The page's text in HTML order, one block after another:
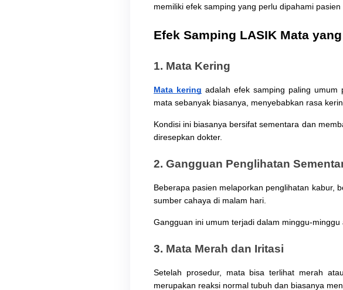
memiliki efek samping yang perlu dipahami
Efek Samping LASIK Mata
1. Mata Kering
Mata kering adalah efek samping paling umum
mata sebanyak biasanya, menyebabkan rasa
Kondisi ini biasanya bersifat sementara dan
diresepkan dokter.
2. Gangguan Penglihatan
Beberapa pasien melaporkan penglihatan kabur,
sumber cahaya di malam hari.
Gangguan ini umum terjadi dalam minggu-
3. Mata Merah dan Iritasi
Setelah prosedur, mata bisa terlihat merah
merupakan reaksi normal tubuh dan biasanya